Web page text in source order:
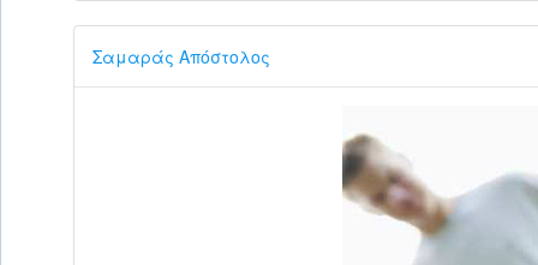
Σαμαράς Απόστολος